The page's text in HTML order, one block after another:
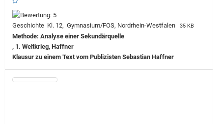
Geschichte Kl. 12, Gymnasium/FOS, Nordrhein-Westfalen 35 KB
Methode: Analyse einer Sekundärquelle
, 1. Weltkrieg, Haffner
Klausur zu einem Text vom Publizisten Sebastian Haffner